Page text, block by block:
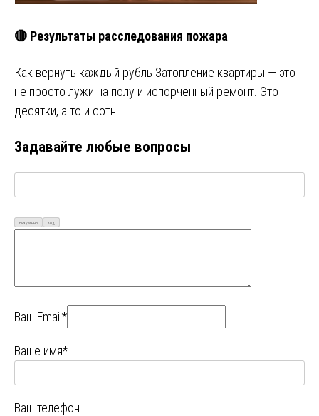
🔴 Результаты расследования пожара
Как вернуть каждый рубль Затопление квартиры — это
не просто лужи на полу и испорченный ремонт. Это
десятки, а то и сотн…
Задавайте любые вопросы
Визуально Код
Ваш Email*
Ваше имя*
Ваш телефон